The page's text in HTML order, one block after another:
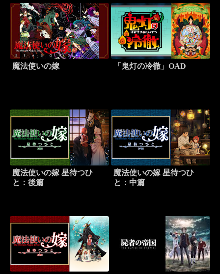
魔法使いの嫁 「鬼灯の冷徹」OAD
魔法使いの嫁 星待つひ
と：後篇
魔法使いの嫁 星待つひ
と：中篇